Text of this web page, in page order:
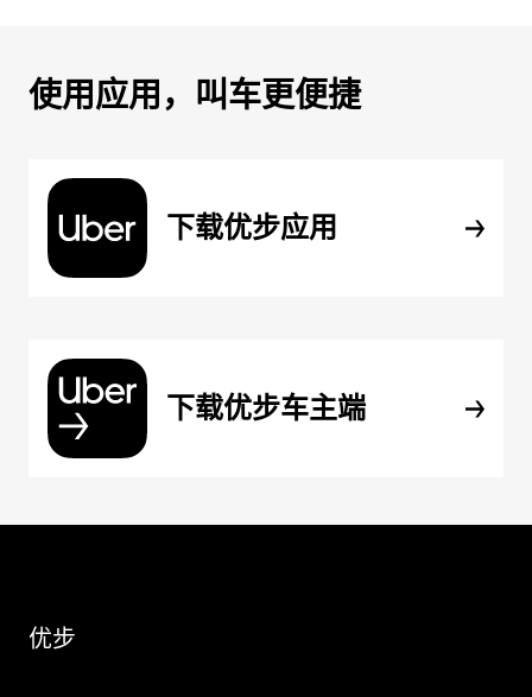
使用应用，叫车更便捷
下载优步应用
下载优步车主端
优步